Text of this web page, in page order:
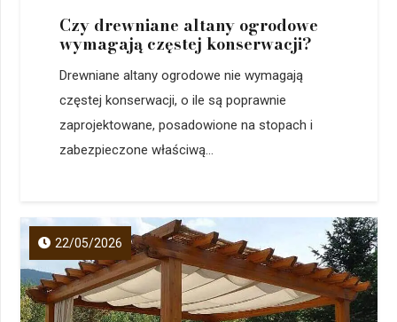
Czy drewniane altany ogrodowe
wymagają częstej konserwacji?
Drewniane altany ogrodowe nie wymagają
częstej konserwacji, o ile są poprawnie
zaprojektowane, posadowione na stopach i
zabezpieczone właściwą...
22/05/2026